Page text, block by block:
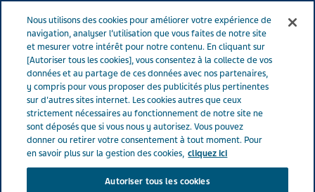
Menu
France Nos Produits LERCANIDIPINE TEVA® 10 mg (bte de 90)
LERCANIDIPINE TEVA® 10
mg (bte de 90)
Nous utilisons des cookies pour améliorer votre expérience de
navigation, analyser l’utilisation que vous faites de notre site
et mesurer votre intérêt pour notre contenu. En cliquant sur
[Autoriser tous les cookies], vous consentez à la collecte de vos
données et au partage de ces données avec nos partenaires,
y compris pour vous proposer des publicités plus pertinentes
sur d'autres sites internet. Les cookies autres que ceux
strictement nécessaires au fonctionnement de notre site ne
sont déposés que si vous nous y autorisez. Vous pouvez
donner ou retirer votre consentement à tout moment. Pour
en savoir plus sur la gestion des cookies, cliquez ici
Autoriser tous les cookies